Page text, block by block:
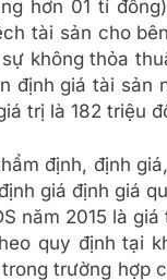
hơn 01 tỉ
tài sản cho
không thỏa
định giá tài sản
trị là 182 triệu
định, định
giá định giá
năm 2015 là
quy định tại
trường hợp